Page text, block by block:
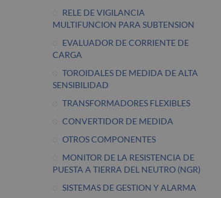
RELE DE VIGILANCIA
MULTIFUNCION PARA SUBTENSION
EVALUADOR DE CORRIENTE DE
CARGA
TOROIDALES DE MEDIDA DE ALTA
SENSIBILIDAD
TRANSFORMADORES FLEXIBLES
CONVERTIDOR DE MEDIDA
OTROS COMPONENTES
MONITOR DE LA RESISTENCIA DE
PUESTA A TIERRA DEL NEUTRO (NGR)
SISTEMAS DE GESTION Y ALARMA